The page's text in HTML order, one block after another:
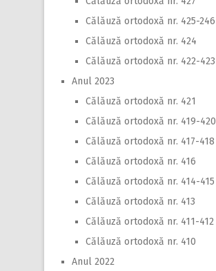
Călăuză ortodoxă nr. 425-246
Călăuză ortodoxă nr. 424
Călăuză ortodoxă nr. 422-423
Anul 2023
Călăuză ortodoxă nr. 421
Călăuză ortodoxă nr. 419-420
Călăuză ortodoxă nr. 417-418
Călăuză ortodoxă nr. 416
Călăuză ortodoxă nr. 414-415
Călăuză ortodoxă nr. 413
Călăuză ortodoxă nr. 411-412
Călăuză ortodoxă nr. 410
Anul 2022